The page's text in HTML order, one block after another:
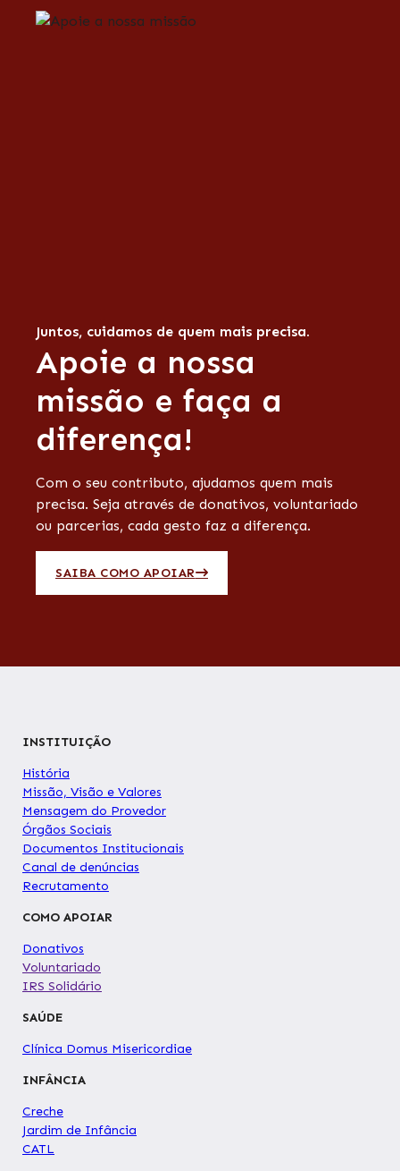
Apoie a nossa
missão e faça a
diferença!
Com o seu contributo, ajudamos quem mais
precisa. Seja através de donativos, voluntariado
ou parcerias, cada gesto faz a diferença.
SAIBA COMO APOIAR
Juntos, cuidamos de quem mais precisa.
INSTITUIÇÃO
História
Missão, Visão e Valores
Mensagem do Provedor
Órgãos Sociais
Documentos Institucionais
Canal de denúncias
Recrutamento
COMO APOIAR
Donativos
Voluntariado
IRS Solidário
SAÚDE
Clínica Domus Misericordiae
INFÂNCIA
Creche
Jardim de Infância
CATL